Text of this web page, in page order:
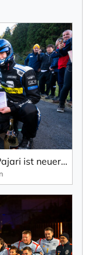
WRC2 204 | Rallye Japan: Sami Pajari ist neuer Champion (EN).